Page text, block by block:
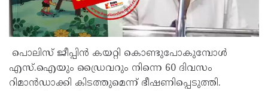
പൊലിസ് ജീപ്പിൻ കയറ്റി കൊണ്ടുപോകുമ്പോൾ
എസ്.ഐയും ഡ്രൈവറും നിന്നെ 60 ദിവസം
റിമാൻഡാക്കി കിടത്തുമെന്ന് ഭീഷണിപ്പെടുത്തി.